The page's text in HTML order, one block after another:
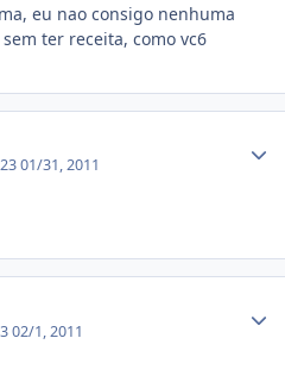
eu nao consigo nenhuma
ter receita, como vc6
01/31, 2011
02/1, 2011